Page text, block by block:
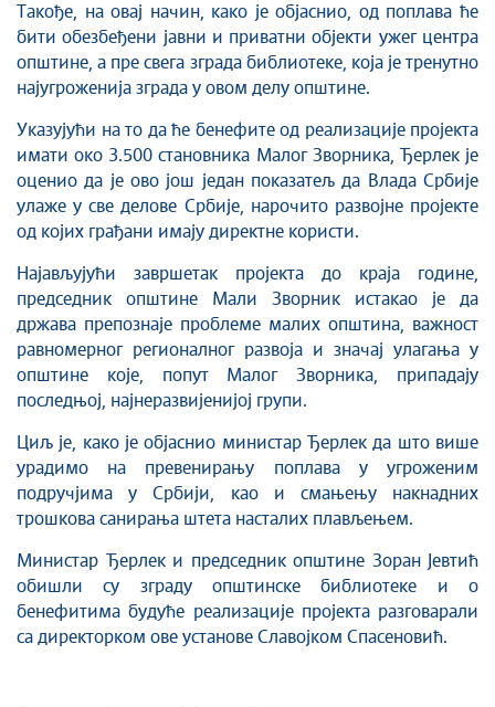
Такође, на овај начин, како је објаснио, од поплава ће
бити обезбеђени јавни и приватни објекти ужег центра
општине, а пре свега зграда библиотеке, која је тренутно
најугроженија зграда у овом делу општине.
Указујући на то да ће бенефите од реализације пројекта
имати око 3.500 становника Малог Зворника, Ђерлек је
оценио да је ово још један показатељ да Влада Србије
улаже у све делове Србије, нарочито развојне пројекте
од којих грађани имају директне користи.
Најављујући завршетак пројекта до краја године,
председник општине Мали Зворник истакао је да
држава препознаје проблеме малих општина, важност
равномерног регионалног развоја и значај улагања у
општине које, попут Малог Зворника, припадају
последњој, најнеразвијенијој групи.
Циљ је, како је објаснио министар Ђерлек да што више
урадимо на превенирању поплава у угроженим
подручјима у Србији, као и смањењу накнадних
трошкова санирања штета насталих плављењем.
Министар Ђерлек и председник општине Зоран Јевтић
обишли су зграду општинске библиотеке и о
бенефитима будуће реализације пројекта разговарали
са директорком ове установе Славојком Спасеновић.